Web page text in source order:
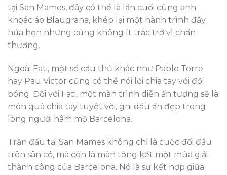
tại San Mames, đây có thể là lần cuối cùng anh
khoác áo Blaugrana, khép lại một hành trình đầy
hứa hẹn nhưng cũng không ít trắc trở vì chấn
thương.
Ngoài Fati, một số cầu thủ khác như Pablo Torre
hay Pau Victor cũng có thể nói lời chia tay với đội
bóng. Đối với Fati, một màn trình diễn ấn tượng sẽ là
món quà chia tay tuyệt vời, ghi dấu ấn đẹp trong
lòng người hâm mộ Barcelona.
Trận đấu tại San Mames không chỉ là cuộc đối đầu
trên sân cỏ, mà còn là màn tổng kết một mùa giải
thành công của Barcelona. Nó là sự kết hợp giữa